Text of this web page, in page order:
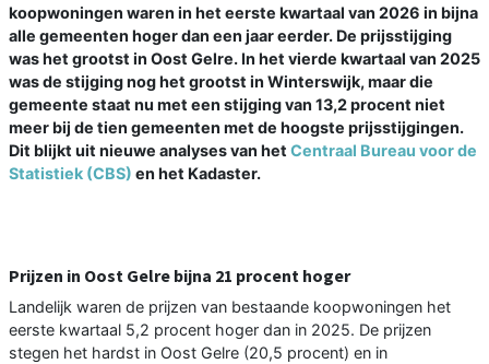
koopwoningen waren in het eerste kwartaal van 2026 in bijna
alle gemeenten hoger dan een jaar eerder. De prijsstijging
was het grootst in Oost Gelre. In het vierde kwartaal van 2025
was de stijging nog het grootst in Winterswijk, maar die
gemeente staat nu met een stijging van 13,2 procent niet
meer bij de tien gemeenten met de hoogste prijsstijgingen.
Dit blijkt uit nieuwe analyses van het Centraal Bureau voor de
Statistiek (CBS) en het Kadaster.
Prijzen in Oost Gelre bijna 21 procent hoger
Landelijk waren de prijzen van bestaande koopwoningen het
eerste kwartaal 5,2 procent hoger dan in 2025. De prijzen
stegen het hardst in Oost Gelre (20,5 procent) en in